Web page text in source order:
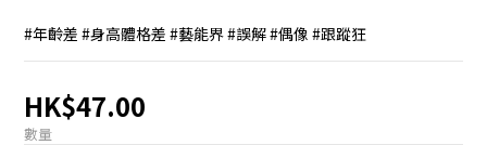
#年齡差 #身高體格差 #藝能界 #誤解 #偶像 #跟蹤狂
HK$47.00
數量